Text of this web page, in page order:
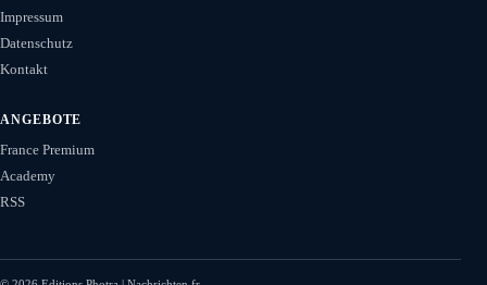
Impressum
Datenschutz
Kontakt
ANGEBOTE
France Premium
Academy
RSS